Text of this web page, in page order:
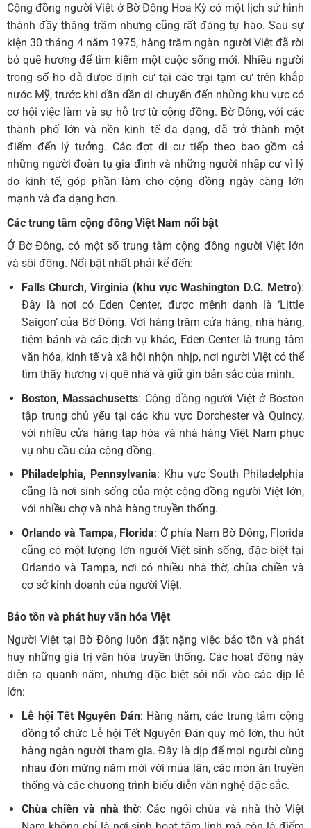
Cộng đồng người Việt ở Bờ Đông Hoa Kỳ có một lịch sử hình
thành đầy thăng trầm nhưng cũng rất đáng tự hào. Sau sự
kiện 30 tháng 4 năm 1975, hàng trăm ngàn người Việt đã rời
bỏ quê hương để tìm kiếm một cuộc sống mới. Nhiều người
trong số họ đã được định cư tại các trại tạm cư trên khắp
nước Mỹ, trước khi dần dần di chuyển đến những khu vực có
cơ hội việc làm và sự hỗ trợ từ cộng đồng. Bờ Đông, với các
thành phố lớn và nền kinh tế đa dạng, đã trở thành một
điểm đến lý tưởng. Các đợt di cư tiếp theo bao gồm cả
những người đoàn tụ gia đình và những người nhập cư vì lý
do kinh tế, góp phần làm cho cộng đồng ngày càng lớn
mạnh và đa dạng hơn.
Các trung tâm cộng đồng Việt Nam nổi bật
Ở Bờ Đông, có một số trung tâm cộng đồng người Việt lớn
và sôi động. Nổi bật nhất phải kể đến:
Falls Church, Virginia (khu vực Washington D.C. Metro):
Đây là nơi có Eden Center, được mệnh danh là ‘Little
Saigon’ của Bờ Đông. Với hàng trăm cửa hàng, nhà hàng,
tiệm bánh và các dịch vụ khác, Eden Center là trung tâm
văn hóa, kinh tế và xã hội nhộn nhịp, nơi người Việt có thể
tìm thấy hương vị quê nhà và giữ gìn bản sắc của mình.
Boston, Massachusetts: Cộng đồng người Việt ở Boston
tập trung chủ yếu tại các khu vực Dorchester và Quincy,
với nhiều cửa hàng tạp hóa và nhà hàng Việt Nam phục
vụ nhu cầu của cộng đồng.
Philadelphia, Pennsylvania: Khu vực South Philadelphia
cũng là nơi sinh sống của một cộng đồng người Việt lớn,
với nhiều chợ và nhà hàng truyền thống.
Orlando và Tampa, Florida: Ở phía Nam Bờ Đông, Florida
cũng có một lượng lớn người Việt sinh sống, đặc biệt tại
Orlando và Tampa, nơi có nhiều nhà thờ, chùa chiền và
cơ sở kinh doanh của người Việt.
Bảo tồn và phát huy văn hóa Việt
Người Việt tại Bờ Đông luôn đặt nặng việc bảo tồn và phát
huy những giá trị văn hóa truyền thống. Các hoạt động này
diễn ra quanh năm, nhưng đặc biệt sôi nổi vào các dịp lễ
lớn:
Lễ hội Tết Nguyên Đán: Hàng năm, các trung tâm cộng
đồng tổ chức Lễ hội Tết Nguyên Đán quy mô lớn, thu hút
hàng ngàn người tham gia. Đây là dịp để mọi người cùng
nhau đón mừng năm mới với múa lân, các món ăn truyền
thống và các chương trình biểu diễn văn nghệ đặc sắc.
Chùa chiền và nhà thờ: Các ngôi chùa và nhà thờ Việt